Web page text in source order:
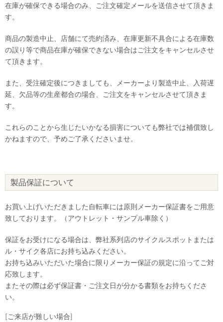
在庫が確保できる場合のみ、ご注文確定メールを送信させて頂きま
す。
商品の製造中止、店舗にて売約済み、在庫更新不具合による在庫数
の誤り等で商品在庫が確保できない場合はご注文をキャンセルさせ
て頂きます。
また、受注確定後につきましても、メーカーより製造中止、入荷遅
延、欠品等の生産都合の場合、ご注文をキャンセルさせて頂きま
す。
これらのことから生じたいかなる損害についても弊社では補償致し
かねますので、予めご了承くださいませ。
製品保証について
お買い上げいただきました自転車には原則メーカー保証書をご用意
致しております。（アウトレット・サンプル車除く）
保証をお受けになる場合は、弊社系列店のサイクルスポットまたは
ル・サイク各店にお持ち込みください。
お持ち込みいただいた場合に限りメーカー保証の規定に沿ってご対
応致します。
またその際は必ず保証書・ご注文日が分かる書類をお持ちくださ
い。
[ご来店が難しい場合]